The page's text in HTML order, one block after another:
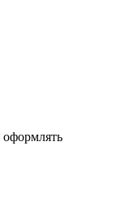
оформлять